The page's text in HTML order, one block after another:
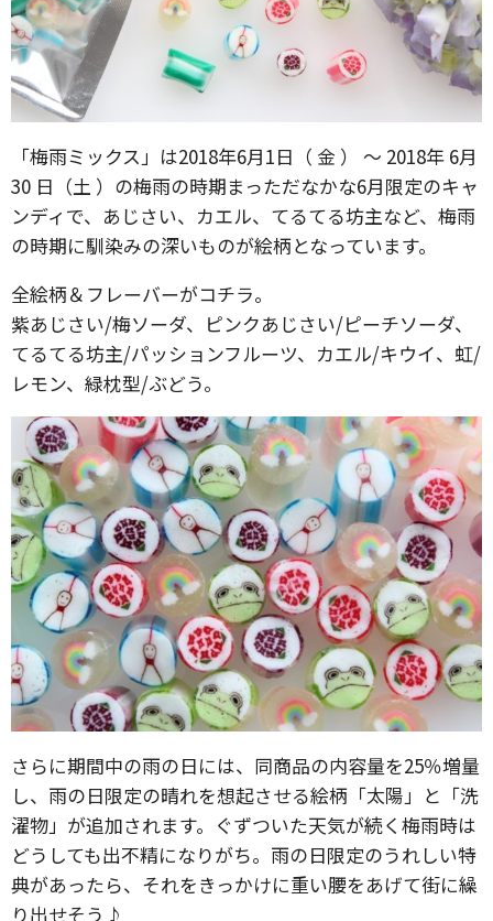
「梅雨ミックス」は2018年6月1日（ 金 ） 〜 2018年 6月
30 日（土 ）の梅雨の時期まっただなかな6月限定のキャ
ンディで、あじさい、カエル、てるてる坊主など、梅雨
の時期に馴染みの深いものが絵柄となっています。
全絵柄＆フレーバーがコチラ。
紫あじさい/梅ソーダ、ピンクあじさい/ピーチソーダ、
てるてる坊主/パッションフルーツ、カエル/キウイ、虹/
レモン、緑枕型/ぶどう。
さらに期間中の雨の日には、同商品の内容量を25％増量
し、雨の日限定の晴れを想起させる絵柄「太陽」と「洗
濯物」が追加されます。ぐずついた天気が続く梅雨時は
どうしても出不精になりがち。雨の日限定のうれしい特
典があったら、それをきっかけに重い腰をあげて街に繰
り出せそう♪